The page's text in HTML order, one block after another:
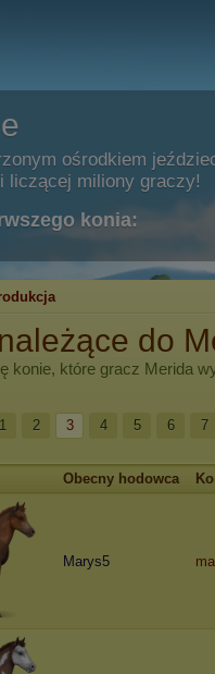
ośrodkiem
liczącej miliony graczy!
konia:
do
konie, które gracz Merida
1 2 3 4 5 6 7
Obecny hodowca
Marys5